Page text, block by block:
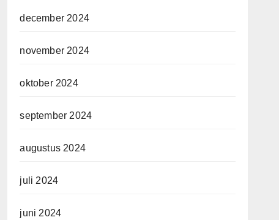
december 2024
november 2024
oktober 2024
september 2024
augustus 2024
juli 2024
juni 2024